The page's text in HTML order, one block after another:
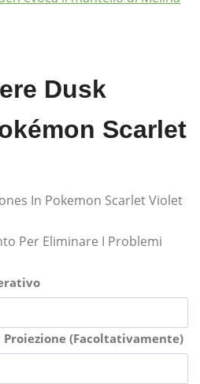
Dusk
Scarlet
In Pokemon Scarlet Violet
Per Eliminare I Problemi
Proiezione (Facoltativamente)